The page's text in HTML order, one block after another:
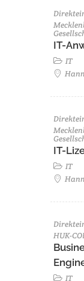
IT-
IT
IT-
IT
HUK-
IT